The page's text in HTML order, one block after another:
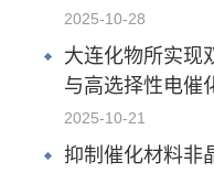
2025-10-28
大连化物所实现
与高选择性电催
2025-10-21
抑制催化材料非